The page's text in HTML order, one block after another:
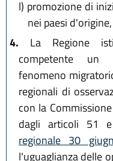
l) promozione di
nei paesi
4. La Regione
competente un
fenomeno
regionali di
con la
dagli articoli 51
regionale 30
l'uguaglianza delle